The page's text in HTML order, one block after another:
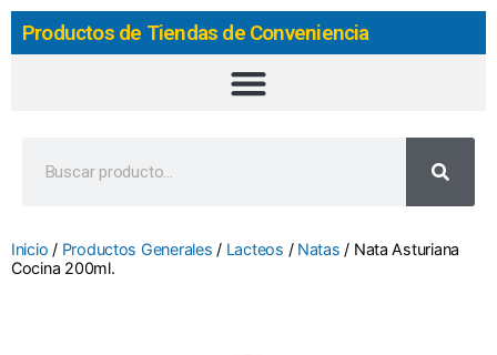
Productos de Tiendas de Conveniencia
Inicio / Productos Generales / Lacteos / Natas / Nata Asturiana
Cocina 200ml.